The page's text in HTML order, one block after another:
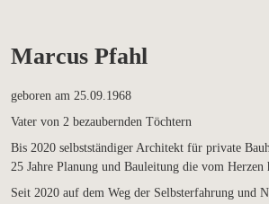
Marcus Pfahl
geboren am 25.09.1968
Vater von 2 bezaubernden Töchtern
Bis 2020 selbstständiger Architekt für private
25 Jahre Planung und Bauleitung die vom Herzen
Seit 2020 auf dem Weg der Selbsterfahrung und